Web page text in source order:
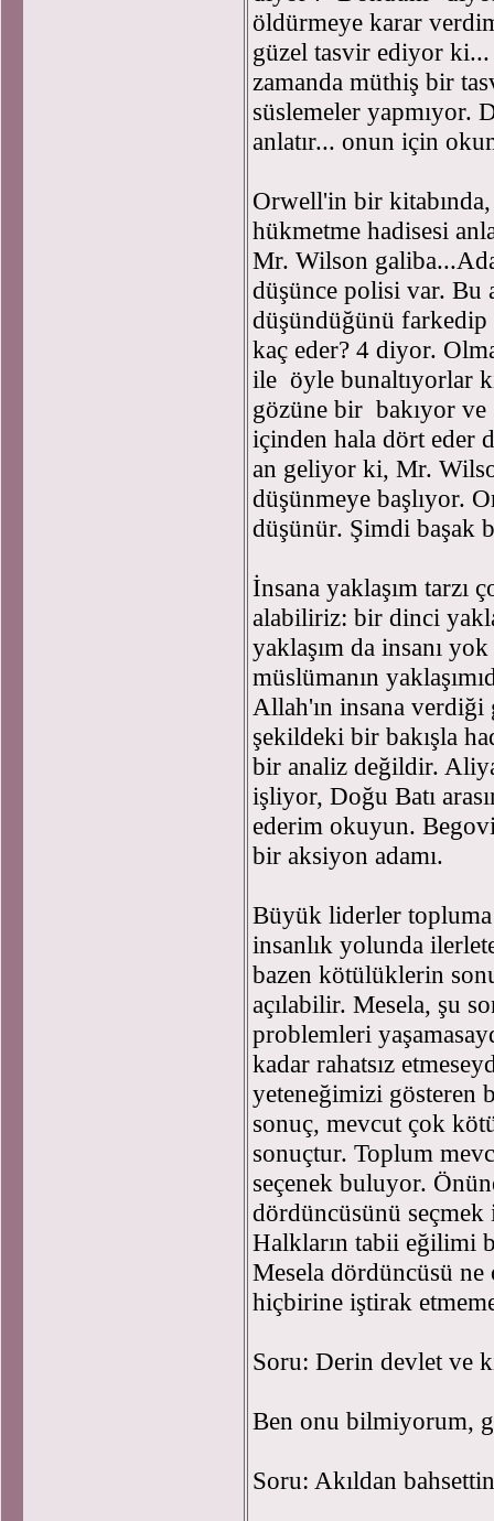
öldürmeye karar
güzel tasvir ediyor
zamanda müthiş bir
süslemeler yapmıyor.
anlatır... onun için
Orwell'in bir
hükmetme hadisesi
Mr. Wilson
düşünce polisi var. Bu
düşündüğünü
kaç eder? 4 diyor.
ile öyle bunaltıyorlar
gözüne bir bakıyor
içinden hala dört eder
an geliyor ki, Mr.
düşünmeye başlıyor.
düşünür. Şimdi
İnsana yaklaşım tarzı
alabiliriz: bir dinci
yaklaşım da insanı
müslümanın
Allah'ın insana
şekildeki bir bakışla
bir analiz değildir.
işliyor, Doğu Batı
ederim okuyun.
bir aksiyon adamı.
Büyük liderler
insanlık yolunda
bazen kötülüklerin
açılabilir. Mesela, şu
problemleri
kadar rahatsız
yeteneğimizi gösteren
sonuç, mevcut çok
sonuçtur. Toplum
seçenek buluyor.
dördüncüsünü seçmek
Halkların tabii eğilimi
Mesela dördüncüsü
hiçbirine iştirak
Soru: Derin devlet ve
Ben onu bilmiyorum,
Soru: Akıldan